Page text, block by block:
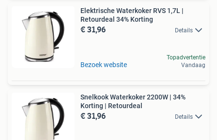
Elektrische Waterkoker RVS 1,7L |
Retourdeal 34% Korting
€ 31,96 Details
Bezoek website
Topadvertentie
Vandaag
Snelkook Waterkoker 2200W | 34%
Korting | Retourdeal
€ 31,96 Details